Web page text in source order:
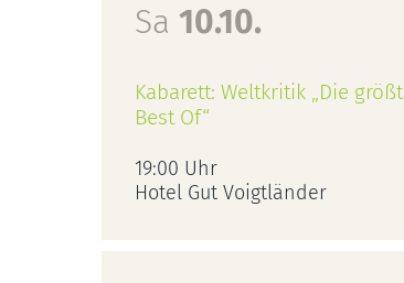
Sa 10.10.
Kabarett: Weltkritik „Die
Best Of“
19:00 Uhr
Hotel Gut Voigtländer